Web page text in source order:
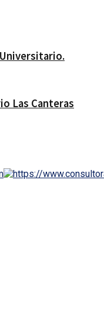
Las Canteras